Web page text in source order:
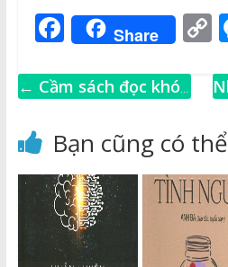
F
a
c
b
o
o
k
Share
Li
k
← Cầm sách đọc khó
lướt TikTok
Bạn cũng có